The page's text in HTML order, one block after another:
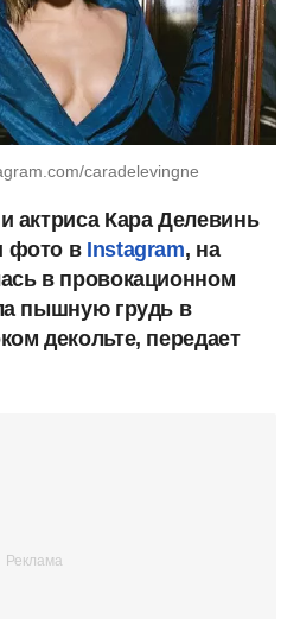
caradelevingne
актриса Кара Делевинь
фото в Instagram, на
в провокационном
пышную грудь в
декольте, передает